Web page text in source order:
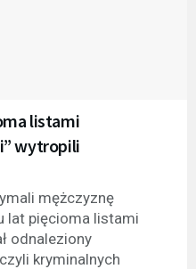
listami
wytropili
mężczyznę
lat pięcioma listami
odnaleziony
kryminalnych